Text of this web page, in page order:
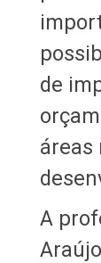
de
áreas
A